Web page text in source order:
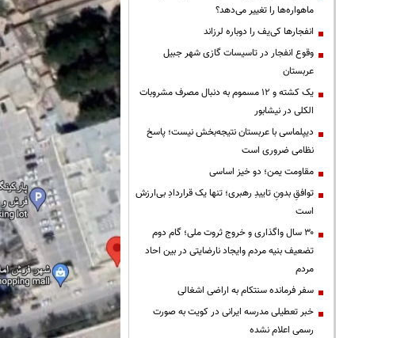
ماهواره‌ها را تغییر می‌دهد؟
انفجارها کی‌یف را دوباره لرزاند
وقوع انفجار در تاسیسات گازی شهر جبیل
عربستان
یک کشته و ۱۲ مسموم به دنبال مصرف مشروبات
الکلی در نیشابور
دیپلماسی با عربستان نتیجه‌بخش نیست؛ پاسخ
نظامی ضروری است
مقاومت یمن؛ دو خیز اساسی
توافقِ بدونِ تاییدِ رهبری؛ تنها یک قراردادِ بی‌ارزش
است
۳۰ سال واگذاری و خروج ثروت ملی؛ گام دوم
تضعیف بنیه مردم وایجاد نارضایتی در بین احاد
مردم
سفر فرمانده سنتکام به اراضی اشغالی
خبر تعطیلی مدرسه ایرانی در کویت به صورت
رسمی اعلام نشده